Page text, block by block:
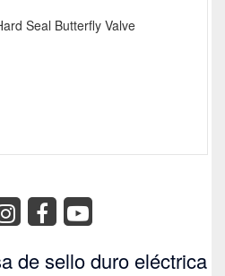
de sello duro eléctrica